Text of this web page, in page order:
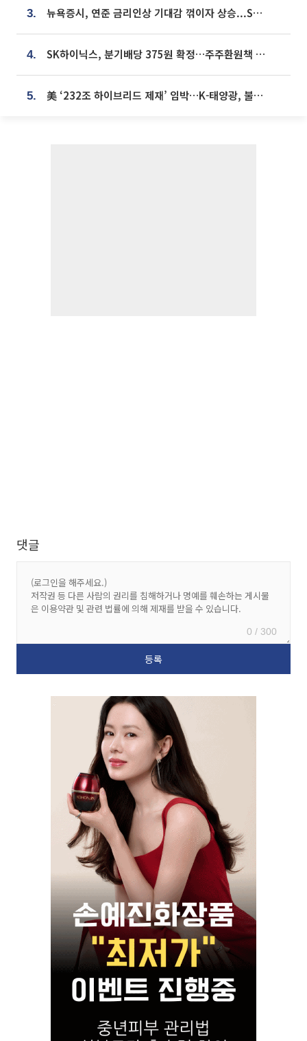
3. 뉴욕증시, 연준 금리인상 기대감 꺾이자 상승...S&P500 사상 최고치 [종합]
4. SK하이닉스, 분기배당 375원 확정…주주환원책 9월로 앞당겨 발표
5. 美 ‘232조 하이브리드 제재’ 임박…K-태양광, 불확실성 털고 날개 다나
댓글
0 / 300